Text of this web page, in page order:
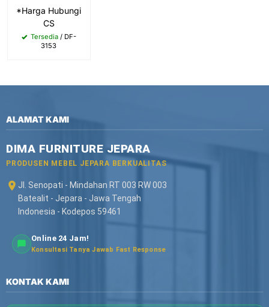
*Harga Hubungi
CS
Tersedia/ DF-
3153
ALAMAT KAMI
DIMA FURNITURE JEPARA
PRODUSEN MEBEL JEPARA BERKUALITAS
Jl. Senopati - Mindahan RT 003 RW 003
Batealit - Jepara - Jawa Tengah
Indonesia - Kodepos 59461
Online 24 Jam!
Konsultasi Tanya Jawab Fast Response
KONTAK KAMI